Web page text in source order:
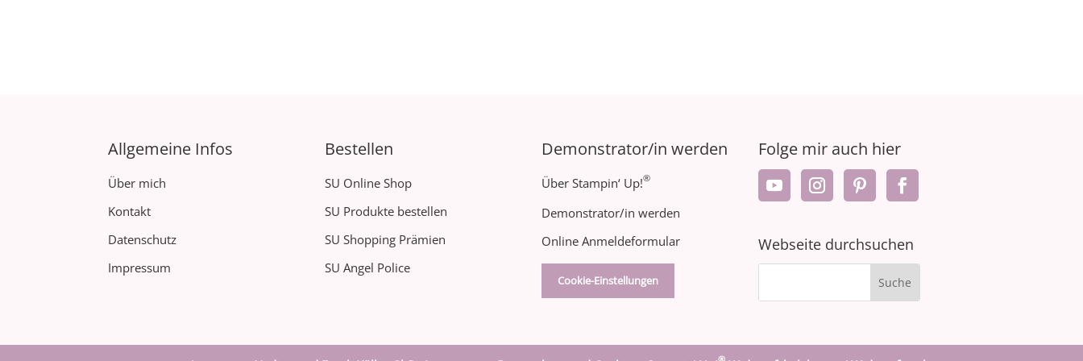
Allgemeine Infos
Über mich
Kontakt
Datenschutz
Impressum
Bestellen
SU Online Shop
SU Produkte bestellen
SU Shopping Prämien
SU Angel Police
Demonstrator/in werden
Über Stampin‘ Up!®
Demonstrator/in werden
Online Anmeldeformular
Cookie-Einstellungen
Folge mir auch hier
Webseite durchsuchen